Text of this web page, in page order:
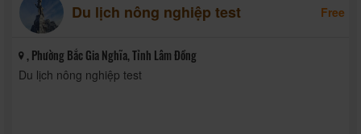
Du lịch nông nghiệp test Free
, Phường Bắc Gia Nghĩa, Tỉnh Lâm Đồng
Du lịch nông nghiệp test